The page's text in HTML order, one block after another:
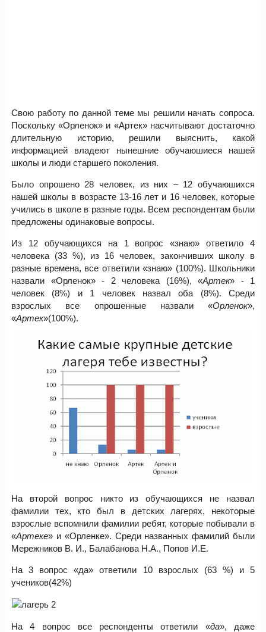
Свою работу по данной теме мы решили начать сопроса.
Поскольку «Орленок» и «Артек» насчитывают достаточно
длительную историю, решили выяснить, какой
информацией владеют нынешние обучаюшиеся нашей
школы и люди старшего поколения.
Было опрошено 28 человек, из них – 12 обучаюшихся
нашей школы в возрасте 13-16 лет и 16 человек, которые
учились в школе в разные годы. Всем респондентам были
предложены одинаковые вопросы.
Из 12 обучающихся на 1 вопрос «знаю» ответило 4
человека (33 %), из 16 человек, закончивших школу в
разные времена, все ответили «знаю» (100%). Школьники
назвали «Орленок» - 2 человека (16%), «Артек» - 1
человек (8%) и 1 человек назвал оба (8%). Среди
взрослых все опрошенные назвали «Орленок»,
«Артек»(100%).
На второй вопрос никто из обучающихся не назвал
фамилии тех, кто был в детских лагерях, некоторые
взрослые вспомнили фамилии ребят, которые побывали в
«Артеке» и «Орленке». Среди названных фамилий были
Мережников В. И., Балабанова Н.А., Попов И.Е.
На 3 вопрос «да» ответили 10 взрослых (63 %) и 5
учеников(42%)
На 4 вопрос все респонденты ответили «да», даже